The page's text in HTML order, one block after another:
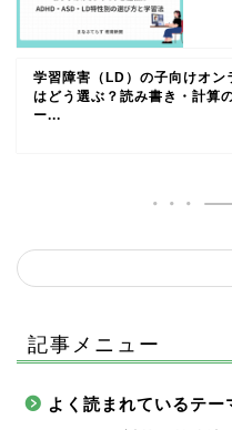
学習障害（LD）の子向けオン
はどう選ぶ？読み書き・計算
ー...
記事メニュー
よく読まれているテー